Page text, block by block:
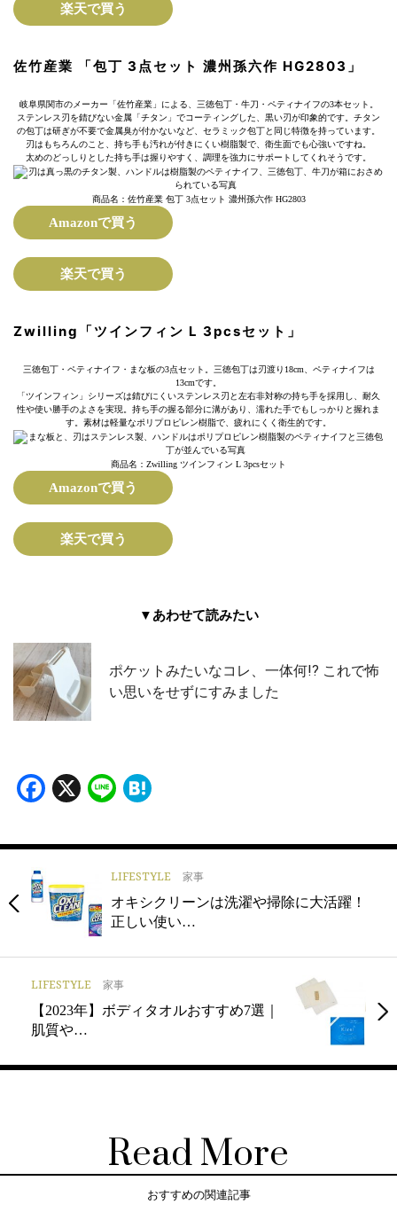
楽天で買う
佐竹産業 「包丁 3点セット 濃州孫六作 HG2803」
岐阜県関市のメーカー「佐竹産業」による、三徳包丁・牛刀・ペティナイフの3本セット。
ステンレス刃を錆びない金属「チタン」でコーティングした、黒い刃が印象的です。チタン
の包丁は研ぎが不要で金属臭が付かないなど、セラミック包丁と同じ特徴を持っています。
刃はもちろんのこと、持ち手も汚れが付きにくい樹脂製で、衛生面でも心強いですね。
太めのどっしりとした持ち手は握りやすく、調理を強力にサポートしてくれそうです。
商品名：佐竹産業 包丁 3点セット 濃州孫六作 HG2803
Amazonで買う
楽天で買う
Zwilling「ツインフィン L 3pcsセット」
三徳包丁・ペティナイフ・まな板の3点セット。三徳包丁は刃渡り18cm、ペティナイフは
13cmです。
「ツインフィン」シリーズは錆びにくいステンレス刃と左右非対称の持ち手を採用し、耐久
性や使い勝手のよさを実現。持ち手の握る部分に溝があり、濡れた手でもしっかりと握れま
す。素材は軽量なポリプロピレン樹脂で、疲れにくく衛生的です。
商品名：Zwilling ツインフィン L 3pcsセット
Amazonで買う
楽天で買う
▼あわせて読みたい
ポケットみたいなコレ、一体何!? これで怖
い思いをせずにすみました
Facebook
X Line
LIFESTYLE 家事
オキシクリーンは洗濯や掃除に大活躍！
正しい使い…
LIFESTYLE 家事
【2023年】ボディタオルおすすめ7選｜
肌質や…
Read More
おすすめの関連記事